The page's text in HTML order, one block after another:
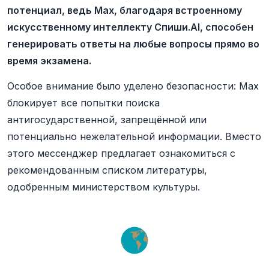
потенциал, ведь Max, благодаря встроенному
искусственному интеллекту Спиши.AI, способен
генерировать ответы на любые вопросы прямо во
время экзамена.
Особое внимание было уделено безопасности: Max
блокирует все попытки поиска
антигосударственной, запрещённой или
потенциально нежелательной информации. Вместо
этого мессенджер предлагает ознакомиться с
рекомендованным списком литературы,
одобренным министерством культуры.